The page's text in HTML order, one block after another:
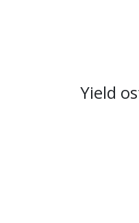
Yield